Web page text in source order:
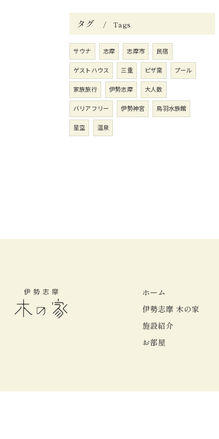
タグ Tags
サウナ 志摩 志摩市
民宿
ゲストハウス
三重 ピザ窯
プール
家族旅行
伊勢志摩
大人数
バリアフリー
伊勢神宮
鳥羽水族館
星空
温泉
ホーム
伊勢志摩 木の家
施設紹介
お部屋